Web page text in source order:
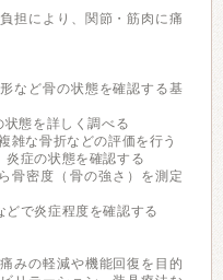
担により、関節・筋肉に痛
など骨の状態を確認する基
状態を詳しく調べる
雑な骨折などの評価を行う
炎症の状態を確認する
骨密度（骨の強さ）を測定
どで炎症程度を確認する
みの軽減や機能回復を目的